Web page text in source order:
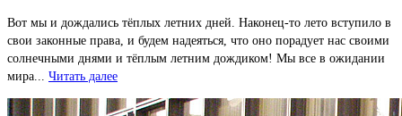
Вот мы и дождались тёплых летних дней. Наконец-то лето вступило в
свои законные права, и будем надеяться, что оно порадует нас своими
солнечными днями и тёплым летним дождиком! Мы все в ожидании
мира... Читать далее